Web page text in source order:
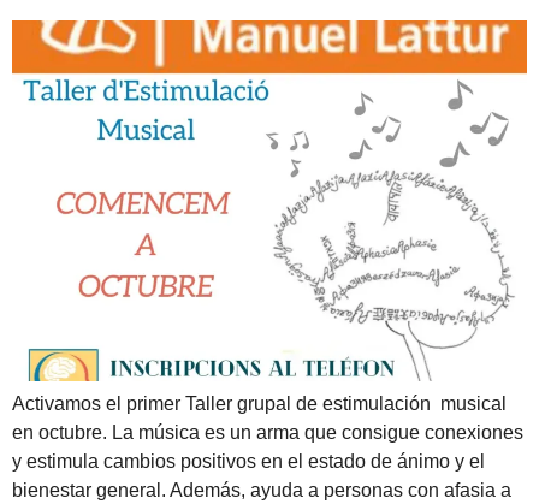
Activamos el primer Taller grupal de estimulación musical
en octubre. La música es un arma que consigue conexiones
y estimula cambios positivos en el estado de ánimo y el
bienestar general. Además, ayuda a personas con afasia a